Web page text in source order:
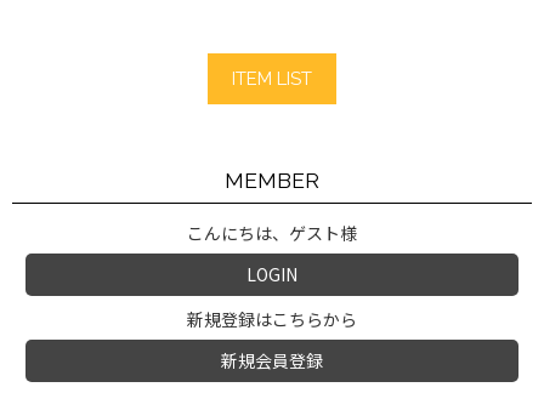
ITEM LIST
MEMBER
こんにちは、ゲスト様
LOGIN
新規登録はこちらから
新規会員登録